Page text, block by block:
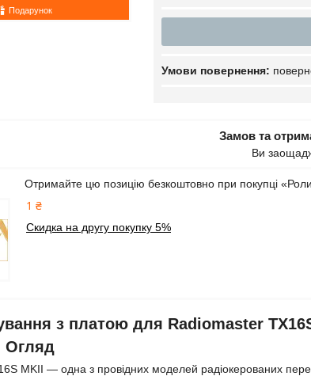
Подарунок
Замов та
Ви
Отримайте цю позицію безкоштовно при покупці
1 ₴
Скидка на другу покупку 5%
з платою для Radiomaster
Огляд
MKII — одна з провідних моделей радіокерованих